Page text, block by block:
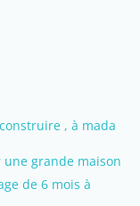
, à mada
une grande maison
de 6 mois à